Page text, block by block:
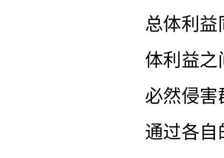
总体利益
体利益之
必然侵害
通过各自